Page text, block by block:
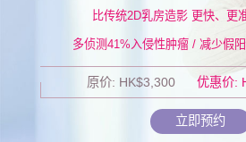
比传统2D乳房造影 更快、更
多侦测41%入侵性肿瘤 / 减少假
原价: HK$3,300 优惠价:
立即预约